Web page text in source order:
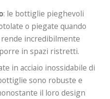
: le bottiglie pieghevoli
o piegate quando
incredibilmente
in spazi ristretti.
in acciaio inossidabile di
sono robuste e
il loro design